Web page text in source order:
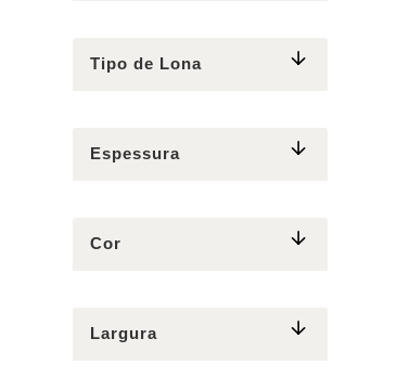
Tipo de Lona
Espessura
Cor
Largura